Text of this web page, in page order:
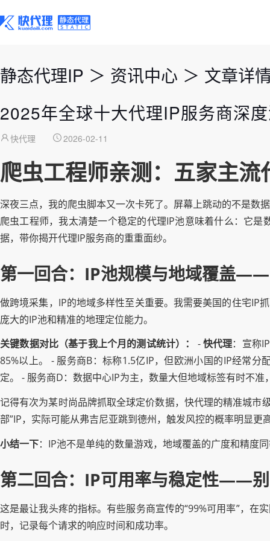
静态代理IP ＞ 资讯中心 ＞ 文章详
2025年全球十大代理IP服务商深
快代理 2026-02-11
爬虫工程师亲测：五家主
深夜三点，我的爬虫脚本又一次卡死了。屏幕上跳动的不是
爬虫工程师，我太清楚一个稳定的代理IP池意味着什么：它
据，带你揭开代理IP服务商的重重面纱。
第一回合：IP池规模与地域覆盖
做跨境采集，IP的地域多样性至关重要。我需要美国的住宅IP
庞大的IP池和精准的地理定位能力。
关键数据对比（基于我上个月的测试统计）：
-快代理：宣称
85%以上。 - 服务商B：标称1.5亿IP，但欧洲小国的IP经常
定。 - 服务商D：数据中心IP为主，数量大但地域标签有时不准
记得有次为某时尚品牌抓取全球定价数据，快代理的精准城市
部”IP，实际可能从弗吉尼亚跳到德州，触发风控的概率明显更
小结一下：IP池不是单纯的数量游戏，地域覆盖的广度和精度
第二回合：IP可用率与稳定性——
这是最让我头疼的指标。有些服务商宣传的“99%可用率”，
时，记录每个请求的响应时间和成功率。